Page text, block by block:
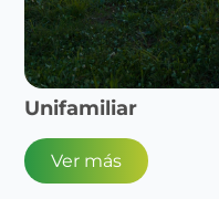
Unifamiliar
Ver más